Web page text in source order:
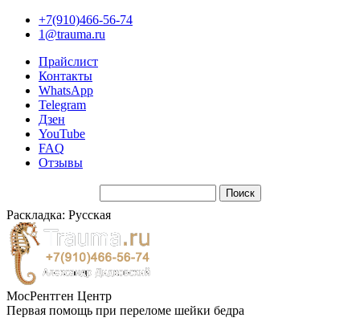
+7(910)466-56-74
1@trauma.ru
Прайслист
Контакты
WhatsApp
Telegram
Дзен
YouTube
FAQ
Отзывы
Раскладка: Русская
МосРентген Центр
Первая помощь при переломе шейки бедра